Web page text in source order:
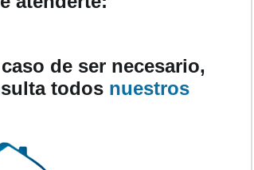
de ser necesario,
todos nuestros